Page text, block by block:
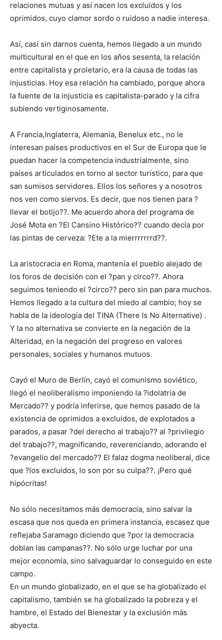
relaciones mutuas y así nacen los excluidos y los
oprimidos, cuyo clamor sordo o ruidoso a nadie interesa.
Así, casi sin darnos cuenta, hemos llegado a un mundo
multicultural en el que en los años sesenta, la relación
entre capitalista y proletario, era la causa de todas las
injusticias. Hoy esa relación ha cambiado, porque ahora
la fuente de la injusticia es capitalista-parado y la cifra
subiendo vertiginosamente.
A Francia,Inglaterra, Alemania, Benelux etc., no le
interesan países productivos en el Sur de Europa que le
puedan hacer la competencia industrialmente, sino
países articulados en torno al sector turístico, para que
san sumisos servidores. Ellos los señores y a nosotros
nos ven como siervos. Es decir, que nos tienen para ?
llevar el botijo??. Me acuerdo ahora del programa de
José Mota en ?El Cansino Histórico?? cuando decía por
las pintas de cerveza: ?Ete a la mierrrrrrrd??.
La aristocracia en Roma, mantenía el pueblo alejado de
los foros de decisión con el ?pan y circo??. Ahora
seguimos teniendo el ?circo?? pero sin pan para muchos.
Hemos llegado a la cultura del miedo al cambio; hoy se
habla de la ideología del TINA (There Is No Alternative) .
Y la no alternativa se convierte en la negación de la
Alteridad, en la negación del progreso en valores
personales, sociales y humanos mutuos.
Cayó el Muro de Berlín, cayó el comunismo soviético,
llegó el neoliberalismo imponiendo la ?idolatría de
Mercado?? y podría inferirse, que hemos pasado de la
existencia de oprimidos a excluidos, de explotados a
parados, a pasar ?del derecho al trabajo?? al ?privilegio
del trabajo??, magnificando, reverenciando, adorando el
?evangelio del mercado?? El falaz dogma neoliberal, dice
que ?los excluidos, lo son por su culpa??. ¡Pero qué
hipócritas!
No sólo necesitamos más democracia, sino salvar la
escasa que nos queda en primera instancia, escasez que
reflejaba Saramago diciendo que ?por la democracia
doblan las campanas??. No sólo urge luchar por una
mejor economía, sino salvaguardar lo conseguido en este
campo.
En un mundo globalizado, en el que se ha globalizado el
capitalismo, también se ha globalizado la pobreza y el
hambre, el Estado del Bienestar y la exclusión más
abyecta.